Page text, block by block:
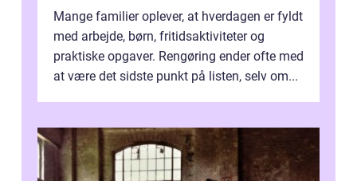
Mange familier oplever, at hverdagen er fyldt
med arbejde, børn, fritidsaktiviteter og
praktiske opgaver. Rengøring ender ofte med
at være det sidste punkt på listen, selv om...